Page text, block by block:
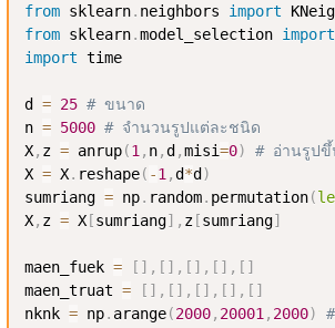
from sklearn. neighbors import
from sklearn.model_selection import
import time
d = 25 # ขนาด
n = 5000 # จำนวนรูปแต่ละชนิด
X, z = anrup(1 , n,d,misi=0)
# อ่านรูปขึ้
X = X. reshape( -1 ,d*d)
sumriang = np. random. permutation(
X, z = X[sumriang] , z[sumriang]
maen_fuek = [ ] , [ ] , [ ] , [ ] , [ ]
maen_truat = [ ] , [ ] , [ ] , [ ] , [ ]
nknk = np. arange(2000, 20001 , 2000)